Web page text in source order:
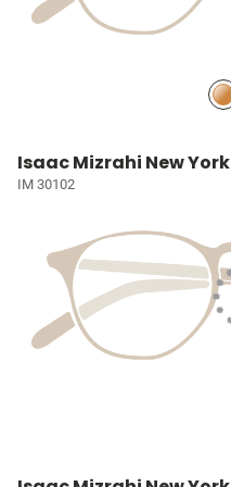
Isaac Mizrahi New York
IM 30102